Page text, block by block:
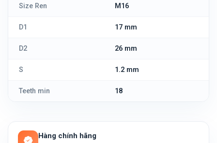
Size Ren M16
D1 17 mm
D2 26 mm
S 1.2 mm
Teeth min 18
Hàng chính hãng